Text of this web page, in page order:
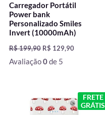
Carregador Portátil
Power bank
Personalizado Smiles
Invert (10000mAh)
R$199,90 R$ 129,90
Avaliação0de 5
FRETE
GRÁTIS
O
preço
original
O
preço
atual